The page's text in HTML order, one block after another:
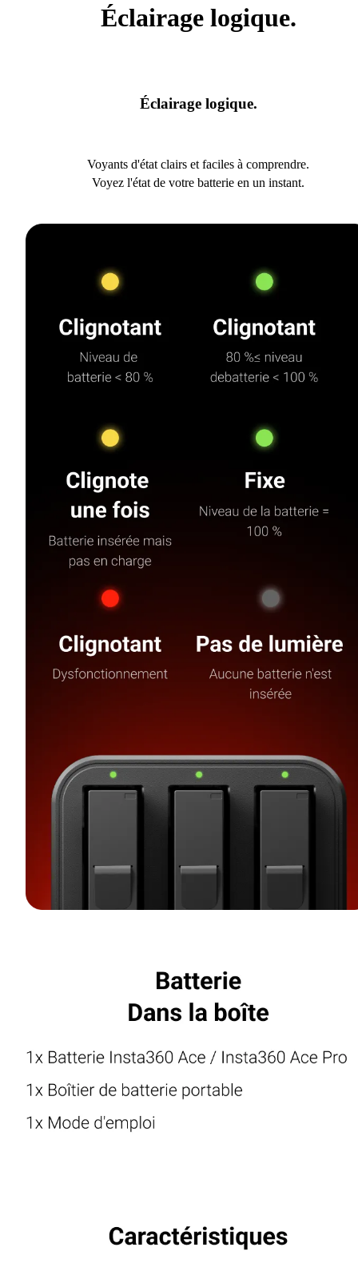
Éclairage logique.
Éclairage logique.
Voyants d'état clairs et faciles à comprendre.
Voyez l'état de votre batterie en un instant.